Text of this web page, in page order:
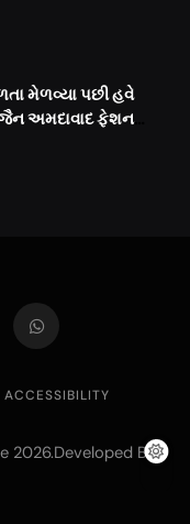
મેળવ્યા પછી હવે
અમદાવાદ ફેશન
પ્રદર્શિત કરશે
ACCESSIBILITY
2026.Developed By